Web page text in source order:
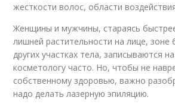
жесткости волос, области
Женщины и мужчины, стараясь
лишней растительности на лице, зоне
других участках тела, записываются
косметологу часто. Но, чтобы не
собственному здоровью, важно
надо делать лазерную эпиляцию.